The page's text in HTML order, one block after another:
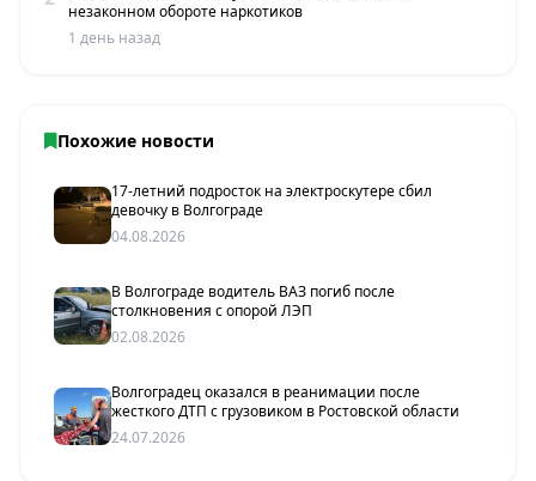
незаконном обороте наркотиков
1 день назад
Похожие новости
17-летний подросток на электроскутере сбил
девочку в Волгограде
04.08.2026
В Волгограде водитель ВАЗ погиб после
столкновения с опорой ЛЭП
02.08.2026
Волгоградец оказался в реанимации после
жесткого ДТП с грузовиком в Ростовской области
24.07.2026